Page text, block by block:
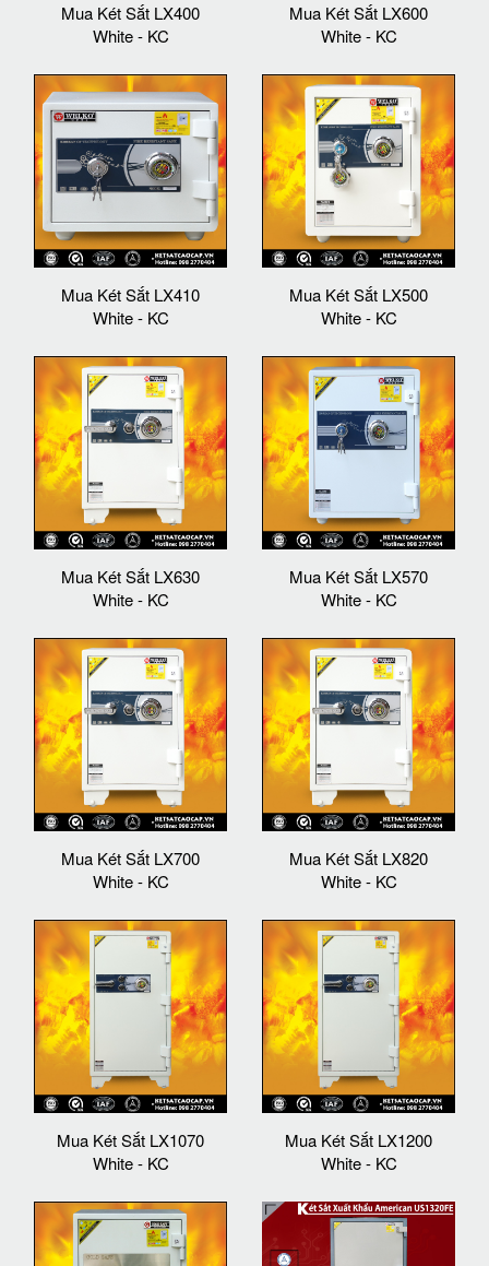
Mua Két Sắt LX400
White - KC
Mua Két Sắt LX600
White - KC
Mua Két Sắt LX410
White - KC
Mua Két Sắt LX500
White - KC
Mua Két Sắt LX630
White - KC
Mua Két Sắt LX570
White - KC
Mua Két Sắt LX700
White - KC
Mua Két Sắt LX820
White - KC
Mua Két Sắt LX1070
White - KC
Mua Két Sắt LX1200
White - KC